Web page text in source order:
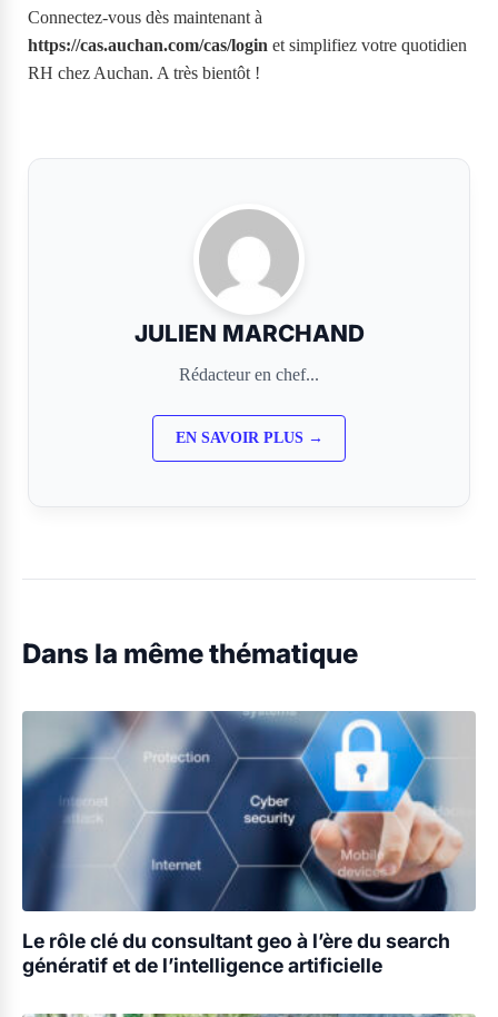
Connectez-vous dès maintenant à
https://cas.auchan.com/cas/login et simplifiez votre quotidien
RH chez Auchan. A très bientôt !
JULIEN MARCHAND
Rédacteur en chef...
EN SAVOIR PLUS →
Dans la même thématique
Le rôle clé du consultant geo à l’ère du search
génératif et de l’intelligence artificielle